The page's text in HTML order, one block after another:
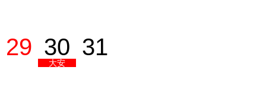
29 30
大安
31